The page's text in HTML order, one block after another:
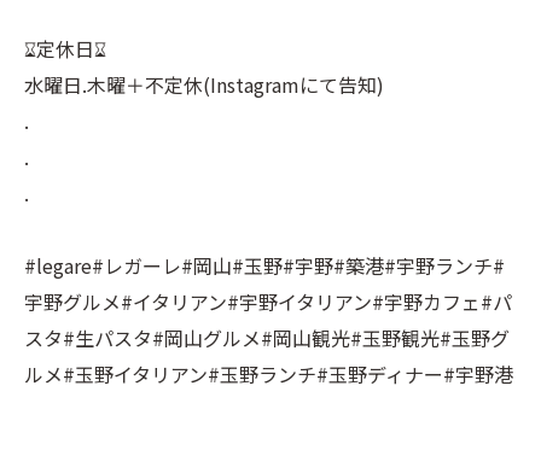
⌛︎定休日⌛︎⠀
水曜日.木曜＋不定休(Instagramにて告知)⠀
.⠀
.⠀
.⠀
#legare#レガーレ#岡山#玉野#宇野#築港#宇野ランチ#
宇野グルメ#イタリアン#宇野イタリアン#宇野カフェ#パ
スタ#生パスタ#岡山グルメ#岡山観光#玉野観光#玉野グ
ルメ#玉野イタリアン#玉野ランチ#玉野ディナー#宇野港